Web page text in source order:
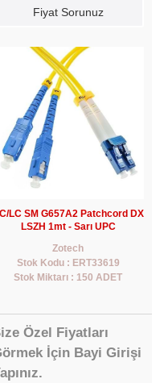
Fiyat Sorunuz
LC SM G657A2 Patchcord DX
LSZH 1mt - Sarı UPC
Zotech
Stok Kodu : ERT33619
Stok Miktarı : 150 ADET
Özel Fiyatları
İçin Bayi Girişi